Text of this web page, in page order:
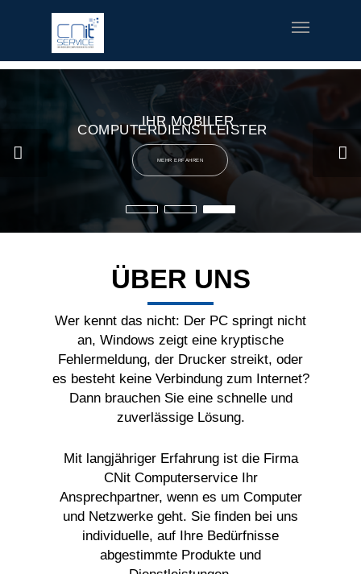
fred meyer gift card
fusion coupons build a bear printable coupon 10
rush music
special welcome coupon
IHR MOBILER
COMPUTERDIENSTLEISTER
MEHR ERFAHREN
ÜBER UNS
Wer kennt das nicht: Der PC springt nicht
an, Windows zeigt eine kryptische
Fehlermeldung, der Drucker streikt, oder
es besteht keine Verbindung zum Internet?
Dann brauchen Sie eine schnelle und
zuverlässige Lösung.
Mit langjähriger Erfahrung ist die Firma
CNit Computerservice Ihr
Ansprechpartner, wenn es um Computer
und Netzwerke geht. Sie finden bei uns
individuelle, auf Ihre Bedürfnisse
abgestimmte Produkte und